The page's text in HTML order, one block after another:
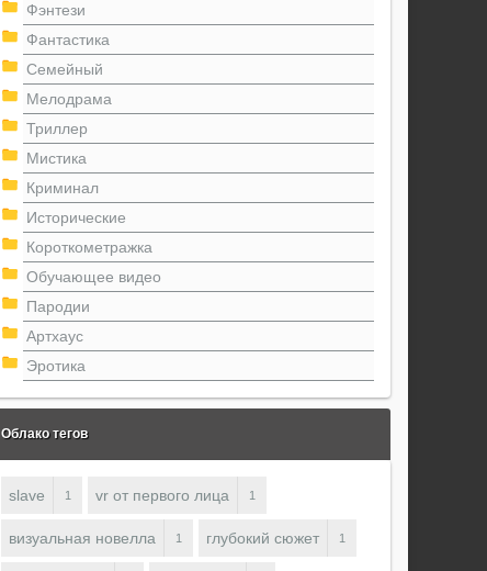
Фэнтези
Фантастика
Семейный
Мелодрама
Триллер
Мистика
Криминал
Исторические
Короткометражка
Обучающее видео
Пародии
Артхаус
Эротика
Облако тегов
slave 1 vr от первого лица 1
визуальная новелла 1 глубокий сюжет 1